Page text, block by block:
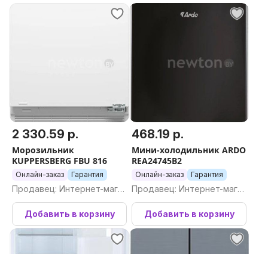
2 330.59 р.
Морозильник
KUPPERSBERG FBU 816
Онлайн-заказ Гарантия
Продавец: Интернет-магаз
ин Newton.by
Добавить в корзину
468.19 р.
Мини-холодильник ARDO
REA24745B2
Онлайн-заказ Гарантия
Продавец: Интернет-магаз
ин Newton.by
Добавить в корзину